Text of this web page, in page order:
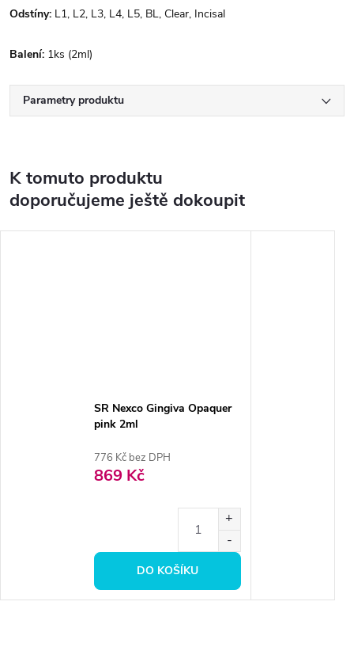
Odstíny: L1, L2, L3, L4, L5, BL, Clear, Incisal
Balení: 1ks (2ml)
Parametry produktu
K tomuto produktu
doporučujeme ještě dokoupit
SR Nexco Gingiva Opaquer
pink 2ml
776 Kč bez DPH
869 Kč
DO KOŠÍKU